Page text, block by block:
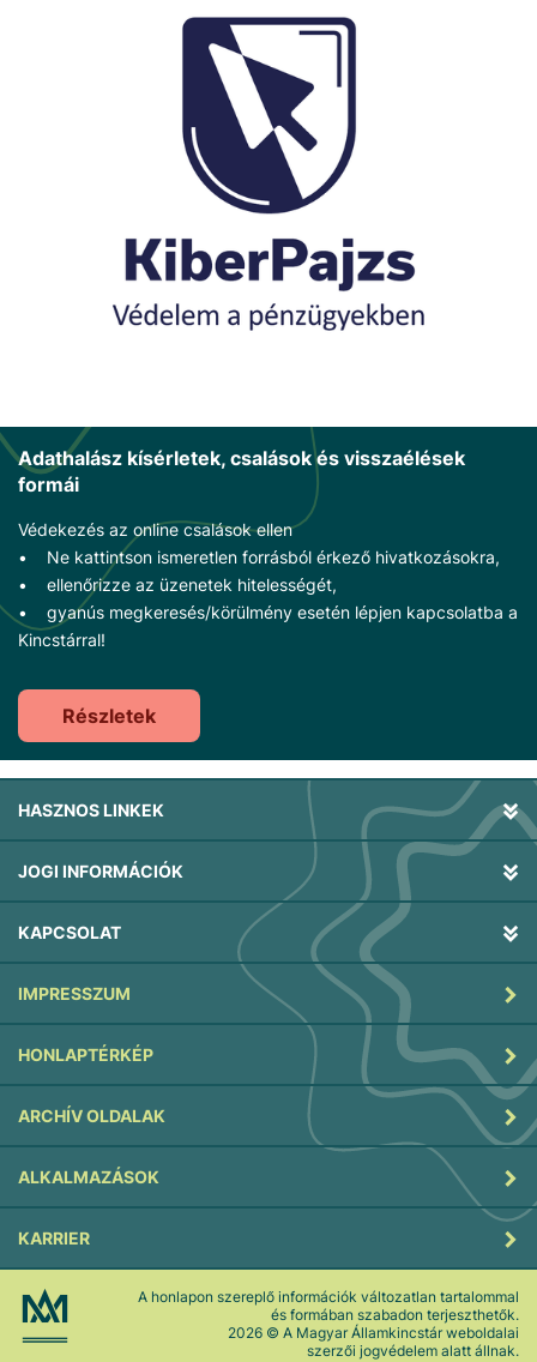
Adathalász kísérletek, csalások és visszaélések
formái
Védekezés az online csalások ellen
• Ne kattintson ismeretlen forrásból érkező hivatkozásokra,
• ellenőrizze az üzenetek hitelességét,
• gyanús megkeresés/körülmény esetén lépjen kapcsolatba a
Kincstárral!
Részletek
HASZNOS LINKEK
JOGI INFORMÁCIÓK
KAPCSOLAT
IMPRESSZUM
HONLAPTÉRKÉP
ARCHÍV OLDALAK
ALKALMAZÁSOK
KARRIER
A honlapon szereplő információk változatlan tartalommal
és formában szabadon terjeszthetők.
2026 © A Magyar Államkincstár weboldalai
szerzői jogvédelem alatt állnak.